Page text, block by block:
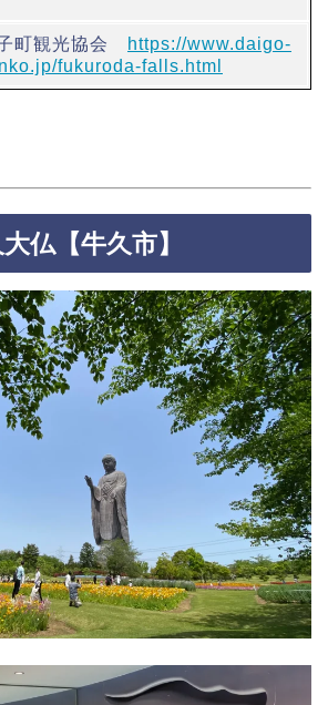
町観光協会
https://www.daigo-
fukuroda-falls.html
仏【牛久市】